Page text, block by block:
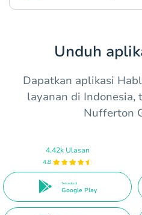
Unduh
Dapatkan aplikasi
layanan di Indonesia,
Nufferton
4.42k Ulasan
4.8
Tersedia di
Google Play